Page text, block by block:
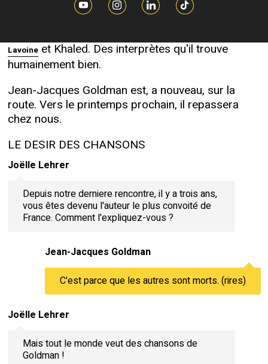
chansons. Et qui ne se prend jamais pour le plus
malin. Un artiste qui a mis du baume a la carrière
Lavoineet Khaled. Des interprètes qu'il trouve
humainement bien.
Jean-Jacques Goldman est, a nouveau, sur la
route. Vers le printemps prochain, il repassera
chez nous.
LE DESIR DES CHANSONS
Joëlle Lehrer
Depuis notre derniere rencontre, il y a trois ans,
vous êtes devenu l'auteur le plus convoité de
France. Comment l'expliquez-vous ?
Jean-Jacques Goldman
C'est parce que les autres sont morts. (rires)
Joëlle Lehrer
Mais tout le monde veut des chansons de
Goldman !